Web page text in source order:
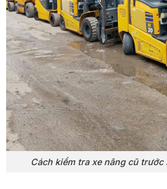
Cách kiểm tra xe nâng cũ trước